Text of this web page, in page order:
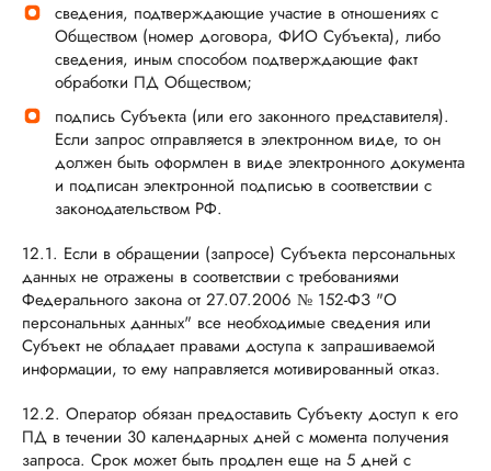
сведения, подтверждающие участие в отношениях с
Обществом (номер договора, ФИО Субъекта), либо
сведения, иным способом подтверждающие факт
обработки ПД Обществом;
подпись Субъекта (или его законного представителя).
Если запрос отправляется в электронном виде, то он
должен быть оформлен в виде электронного документа
и подписан электронной подписью в соответствии с
законодательством РФ.
12.1. Если в обращении (запросе) Субъекта персональных
данных не отражены в соответствии с требованиями
Федерального закона от 27.07.2006 № 152-ФЗ "О
персональных данных" все необходимые сведения или
Субъект не обладает правами доступа к запрашиваемой
информации, то ему направляется мотивированный отказ.
12.2. Оператор обязан предоставить Субъекту доступ к его
ПД в течении 30 календарных дней с момента получения
запроса. Срок может быть продлен еще на 5 дней с